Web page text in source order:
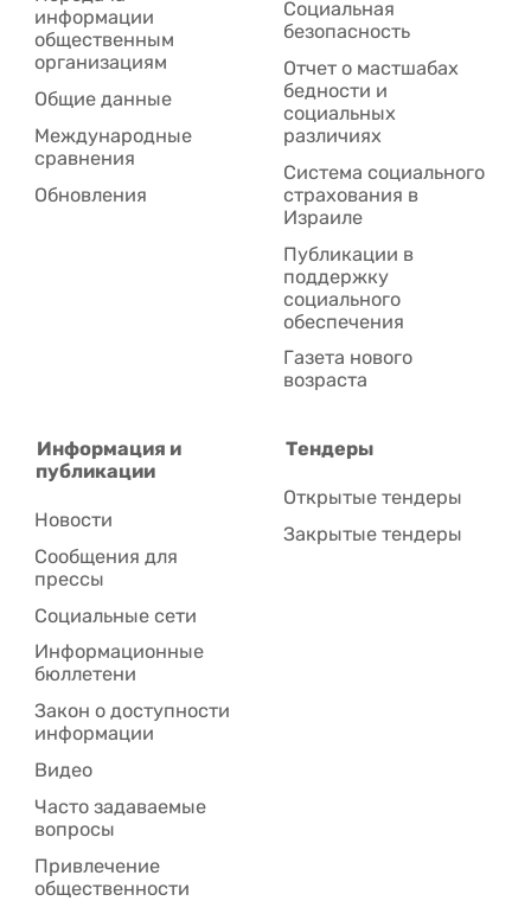
информации
общественным
организациям
Общие данные
Международные
сравнения
Обновления
Социальная
безопасность
Отчет о мастшабах
бедности и
социальных
различиях
Система социального
страхования в
Израиле
Публикации в
поддержку
социального
обеспечения
Газета нового
возраста
Информация и
публикации
Новости
Сообщения для
прессы
Социальные сети
Информационные
бюллетени
Закон о доступности
информации
Видео
Часто задаваемые
вопросы
Привлечение
общественности
Тендеры
Открытые тендеры
Закрытые тендеры